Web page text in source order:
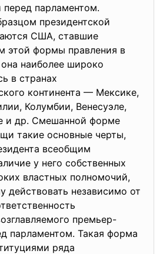
перед парламентом.
президентской
США, ставшие
этой формы правления в
наиболее широко
в странах
континента — Мексике,
Колумбии, Венесуэле,
и др. Смешанной форме
такие основные черты,
всеобщим
у него собственных
властных полномочий,
действовать независимо от
премьер-
парламентом. Такая форма
ряда